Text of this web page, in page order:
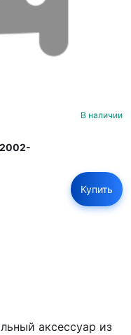
В наличии
2002-
Купить
аксессуар из